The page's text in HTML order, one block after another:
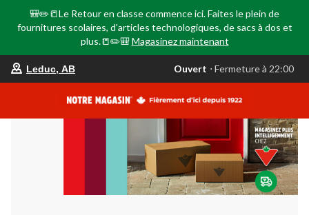
🎒✏️📒Le Retour en classe commence ici. Faites le plein de
fournitures scolaires, d'articles technologiques, de sacs à dos et
plus.📒✏️🎒 Magasinez maintenant
votre
est
AB,
Ouvert,
Fermeture
à
22:00
Leduc, AB Ouvert ⋅ Fermeture à 22:00